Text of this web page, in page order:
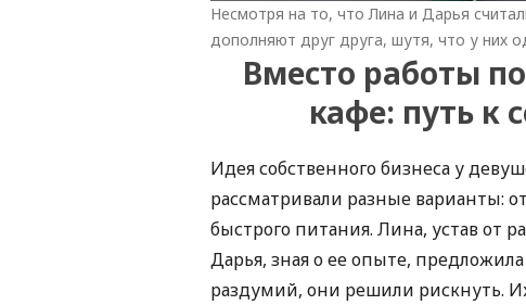
Несмотря на то, что Лина и Дарья
дополняют друг друга, шутя, что у них
Вместо работы
кафе: путь к
Идея собственного бизнеса у
рассматривали разные варианты:
быстрого питания. Лина, устав от
Дарья, зная о ее опыте,
раздумий, они решили рискнуть.